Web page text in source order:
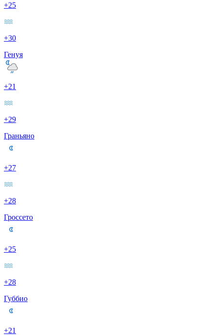
+25
+30
Генуя
+21
+29
Граньяно
+27
+28
Гроссето
+25
+28
Губбио
+21